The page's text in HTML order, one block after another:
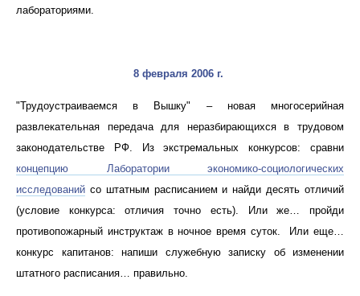
лабораториями.
8 февраля 2006 г.
"Трудоустраиваемся в Вышку" – новая многосерийная
развлекательная передача для неразбирающихся в трудовом
законодательстве РФ. Из экстремальных конкурсов: сравни
концепцию Лаборатории экономико-социологических
исследований со штатным расписанием и найди десять отличий
(условие конкурса: отличия точно есть). Или же… пройди
противопожарный инструктаж в ночное время суток. Или еще…
конкурс капитанов: напиши служебную записку об изменении
штатного расписания… правильно.